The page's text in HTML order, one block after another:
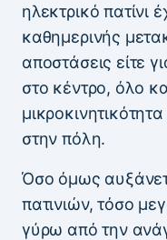
ηλεκτρικό πατίνι
καθημερινής
αποστάσεις είτε
στο κέντρο, όλο
στην πόλη.
Όσο όμως
πατινιών, τόσο
γύρω από την